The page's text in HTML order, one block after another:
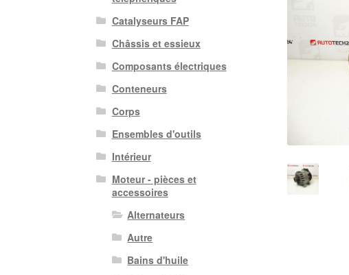
Catalyseurs FAP
Châssis et essieux
Composants électriques
Conteneurs
Corps
Ensembles d'outils
Intérieur
Moteur - pièces et
accessoires
Alternateurs
Autre
Bains d'huile